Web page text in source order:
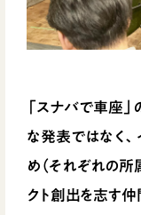
「スナバで車座
な発表ではなく
め（それぞれの
クト創出を志す